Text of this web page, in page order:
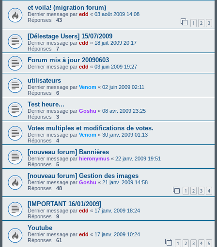
et voila! (migration forum)
Dernier message par edd « 03 août 2009 14:08
Réponses : 43 1 2 3
[Délestage Users] 15/07/2009
Dernier message par edd « 18 juil. 2009 20:17
Réponses : 7
Forum mis à jour 20090603
Dernier message par edd « 03 juin 2009 19:27
utilisateurs
Dernier message par Venom « 02 juin 2009 02:11
Réponses : 6
Test heure...
Dernier message par Goshu « 08 avr. 2009 23:25
Réponses : 3
Votes multiples et modifications de votes.
Dernier message par Venom « 30 janv. 2009 01:13
Réponses : 4
[nouveau forum] Bannières
Dernier message par hieronymus « 22 janv. 2009 19:51
Réponses : 5
[nouveau forum] Gestion des images
Dernier message par Goshu « 21 janv. 2009 14:58
Réponses : 48 1 2 3 4
[IMPORTANT 16/01/2009]
Dernier message par edd « 17 janv. 2009 18:24
Réponses : 9
Youtube
Dernier message par edd « 17 janv. 2009 10:24
Réponses : 61 1 2 3 4 5